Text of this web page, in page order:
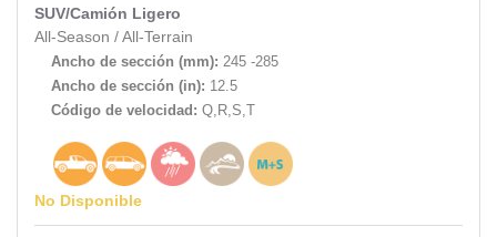
SUV/Camión Ligero
All-Season / All-Terrain
Ancho de sección (mm): 245 -285
Ancho de sección (in): 12.5
Código de velocidad: Q,R,S,T
No Disponible